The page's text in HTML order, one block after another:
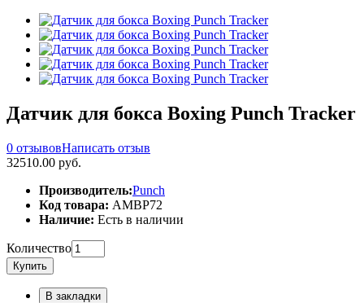
Датчик для бокса Boxing Punch Tracker
0 отзывовНаписать отзыв
32510.00 руб.
Производитель:Punch
Код товара: AMBP72
Наличие: Есть в наличии
Количество
Купить
В закладки